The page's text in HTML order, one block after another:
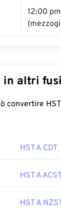
12:00
in altri
convertire
HST A CDT
HST A
HST A